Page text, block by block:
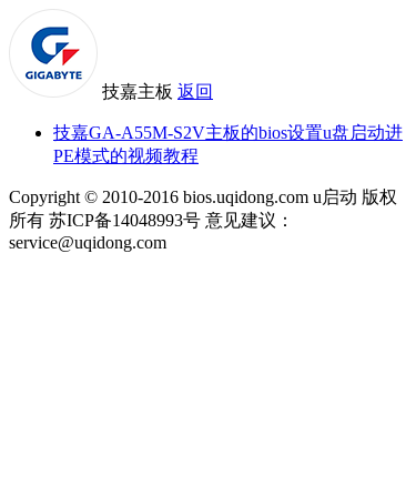
技嘉主板 返回
技嘉GA-A55M-S2V主板的bios设置u盘启动进
PE模式的视频教程
Copyright © 2010-2016 bios.uqidong.com u启动 版权
所有 苏ICP备14048993号 意见建议：
service@uqidong.com